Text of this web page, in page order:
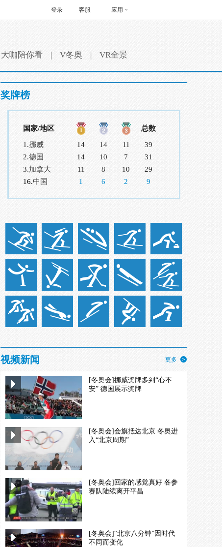
客服 应用
登录
大咖陪你看 | V冬奥 | VR全景
奖牌榜
国家/地区 总数
1.挪威 14 14 11
39
2.德国 14 10 7
31
3.加拿大 11 8 10
29
16.中国 1 6 2 9
视频新闻 更多
[冬奥会]挪威奖牌多到“心不
安” 德国展示奖牌
[冬奥会]会旗抵达北京 冬奥进
入“北京周期”
[冬奥会]回家的感觉真好 各参
赛队陆续离开平昌
[冬奥会]“北京八分钟”因时代
不同而变化